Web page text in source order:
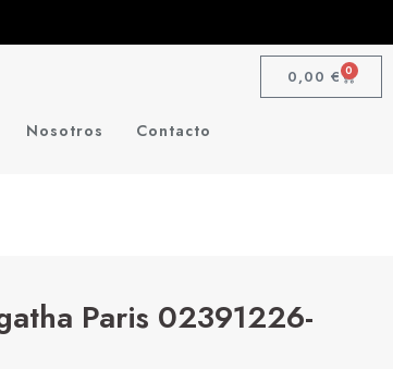
0,00 € 0
Nosotros Contacto
Paris 02391226-